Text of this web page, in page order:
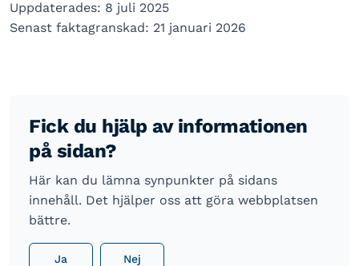
Uppdaterades: 8 juli 2025
Senast faktagranskad: 21 januari 2026
Fick du hjälp av informationen
på sidan?
Här kan du lämna synpunkter på sidans
innehåll. Det hjälper oss att göra webbplatsen
bättre.
Ja Nej